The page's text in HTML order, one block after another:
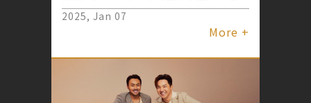
12強賽場上展現實力，賽後憑藉君綺醫
美的黑科技療程，進化成超MAN魅力男
神，掀起粉絲圈的「家正婦暴動」。君綺
掀起粉絲群體的熱情支持，甚至被笑稱
「家正婦暴動」的始作俑者。
2025, Jan 07
More +